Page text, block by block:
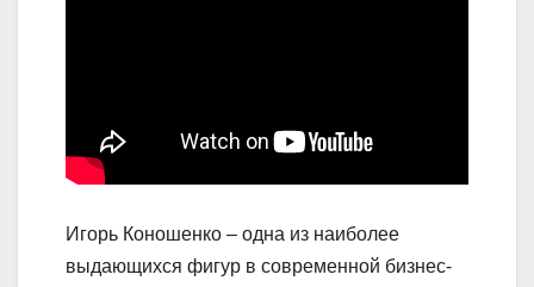
Игорь Коношенко – одна из наиболее
выдающихся фигур в современной бизнес-